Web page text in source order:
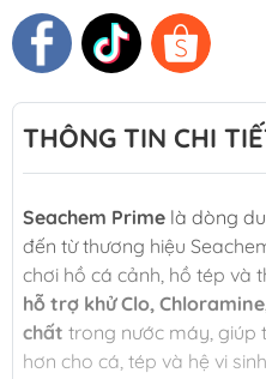
THÔNG TIN CHI
Seachem Prime là dòng
đến từ thương hiệu
chơi hồ cá cảnh, hồ tép và
hỗ trợ khử Clo,
chất trong nước máy, giúp
hơn cho cá, tép và hệ vi